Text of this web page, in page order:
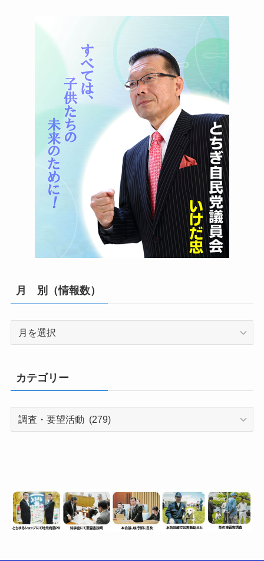
月 別（情報数）
月
数）
カテゴリー
カ